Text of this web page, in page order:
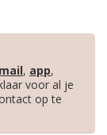
, app,
voor al je
op te